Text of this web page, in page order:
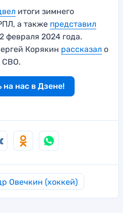
итоги зимнего
а также представил
февраля 2024 года.
Корякин рассказал о
СВО.
нас в Дзене!
Овечкин (хоккей)